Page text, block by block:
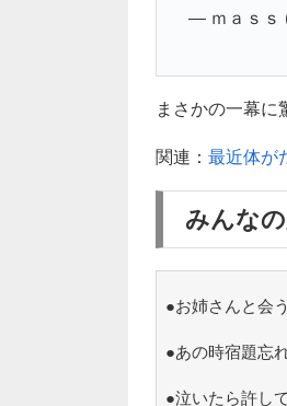
— ｍａｓｓ
まさかの一幕
関連： 最近体が
みんな
●お姉さんと会
●あの時宿題忘
●泣いたら許し